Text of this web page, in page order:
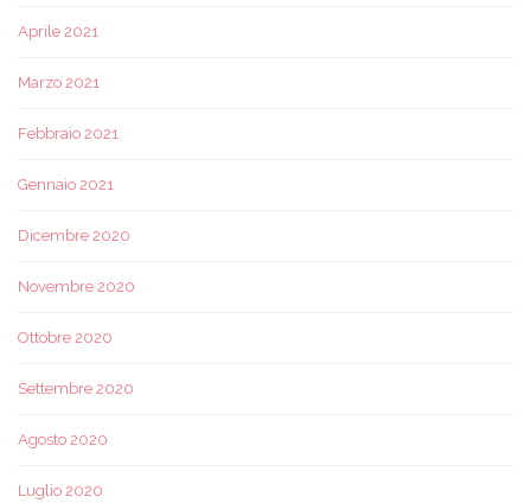
Aprile 2021
Marzo 2021
Febbraio 2021
Gennaio 2021
Dicembre 2020
Novembre 2020
Ottobre 2020
Settembre 2020
Agosto 2020
Luglio 2020